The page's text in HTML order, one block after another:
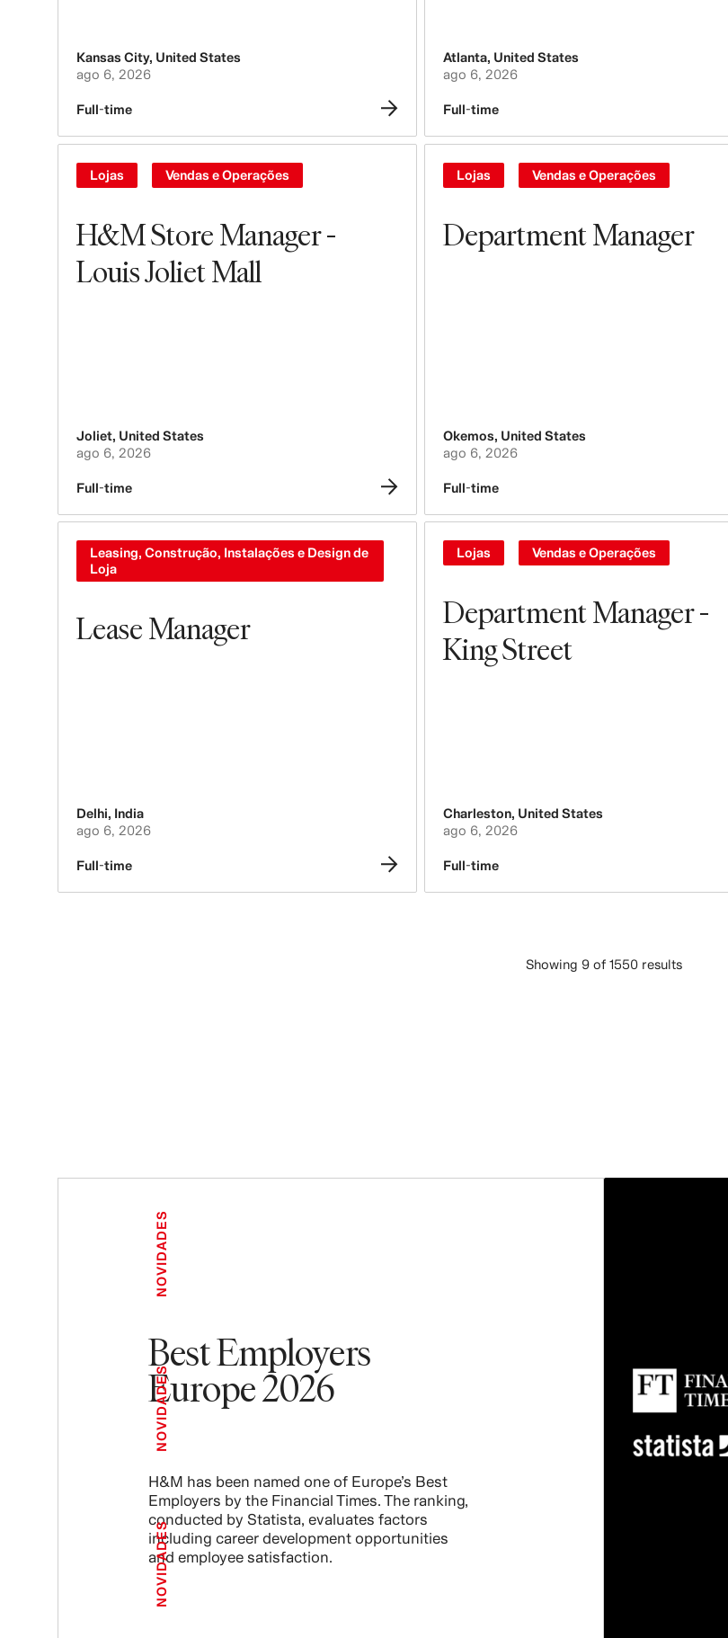
Branding, Marketing & Comunicação
Tecnologia, Dados e Inovação
Compras & Sourcing
Logística
Design & Desenvolvimento de
Produtos
Pessoas, Cultura, Inclusão e
Diversidade
Kansas City, United States
ago 6, 2026
Full-time
Atlanta, United States
ago 6, 2026
Full-time
H&M Store Manager -
Louis Joliet Mall
Lojas Vendas e Operações
Joliet, United States
ago 6, 2026
Full-time
Department Manager
Lojas Vendas e Operações
Okemos, United States
ago 6, 2026
Full-time
Lease Manager
Leasing, Construção, Instalações e Design de
Loja
Delhi, India
ago 6, 2026
Full-time
Department Manager -
King Street
Lojas Vendas e Operações
Charleston, United States
ago 6, 2026
Full-time
Showing 9 of 1550 results
Best Employers
Europe 2026
H&M has been named one of Europe’s Best
Employers by the Financial Times. The ranking,
conducted by Statista, evaluates factors
including career development opportunities
and employee satisfaction.
NOVIDADES
NOVIDADES
NOVIDADES